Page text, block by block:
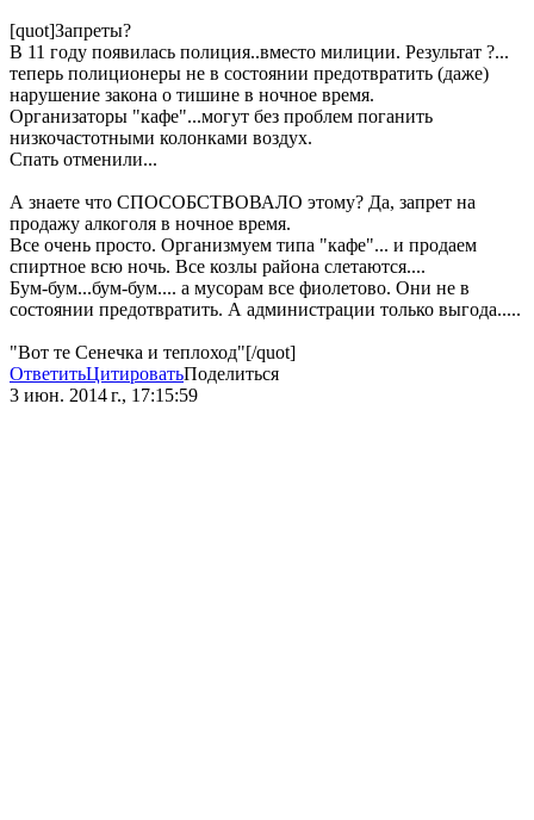
[quot]Запреты?
В 11 году появилась полиция..вместо милиции. Результат ?...
теперь полиционеры не в состоянии предотвратить (даже)
нарушение закона о тишине в ночное время.
Организаторы "кафе"...могут без проблем поганить
низкочастотными колонками воздух.
Спать отменили...
А знаете что СПОСОБСТВОВАЛО этому? Да, запрет на
продажу алкоголя в ночное время.
Все очень просто. Организмуем типа "кафе"... и продаем
спиртное всю ночь. Все козлы района слетаются....
Бум-бум...бум-бум.... а мусорам все фиолетово. Они не в
состоянии предотвратить. А администрации только выгода.....
"Вот те Сенечка и теплоход"[/quot]
ОтветитьЦитироватьПоделиться
3 июн. 2014 г., 17:15:59